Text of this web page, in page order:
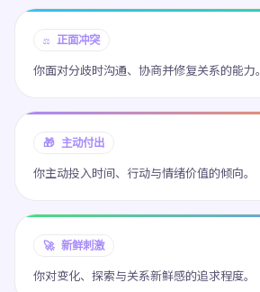
⚖️ 正面冲突
你面对分歧时沟通、协商并修复关系的能力。
🎁 主动付出
你主动投入时间、行动与情绪价值的倾向。
🚀 新鲜刺激
你对变化、探索与关系新鲜感的追求程度。